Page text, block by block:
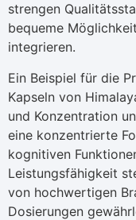
strengen
bequeme
integrieren.
Ein Beispiel für die
Kapseln von
und Konzentration
eine konzentrierte
kognitiven
Leistungsfähigkeit
von hochwertigen
Dosierungen